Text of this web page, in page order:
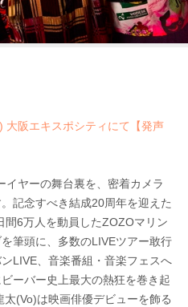
大阪エキスポシティにて【発声
ヤーの舞台裏を、密着カメラ
記念すべき結成20周年を迎えた
間6万人を動員したZOZOマリン
筆頭に、多数のLIVEツアー敢行
LIVE、音楽番組・音楽フェスへ
ーバー史上最大の熱狂を巻き起
(Vo)は映画俳優デビューを飾る